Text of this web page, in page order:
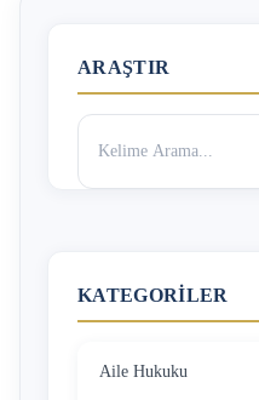
Tedbirleri Nelerdir? …
ARAŞTIR
Arama:
KATEGORILER
Aile Hukuku